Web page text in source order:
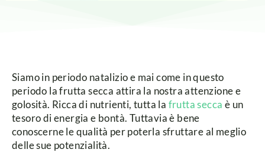
Siamo in periodo natalizio e mai come in questo
periodo la frutta secca attira la nostra attenzione e
golosità. Ricca di nutrienti, tutta la frutta secca è un
tesoro di energia e bontà. Tuttavia è bene
conoscerne le qualità per poterla sfruttare al meglio
delle sue potenzialità.